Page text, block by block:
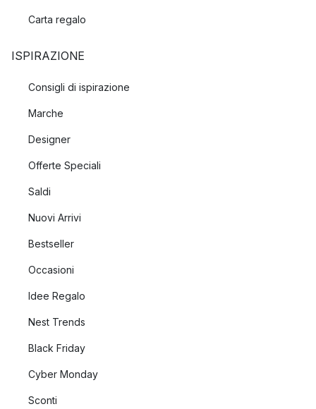
Carta regalo
ISPIRAZIONE
Consigli di ispirazione
Marche
Designer
Offerte Speciali
Saldi
Nuovi Arrivi
Bestseller
Occasioni
Idee Regalo
Nest Trends
Black Friday
Cyber Monday
Sconti